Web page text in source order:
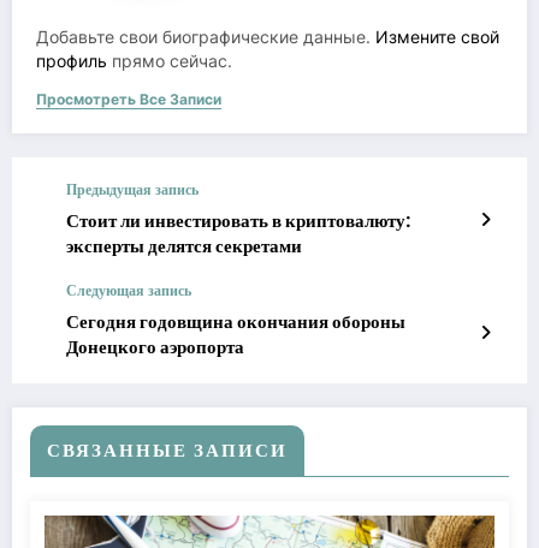
Добавьте свои биографические данные. Измените свой
профиль прямо сейчас.
Просмотреть Все Записи
Предыдущая запись
Стоит ли инвестировать в криптовалюту:
эксперты делятся секретами
Следующая запись
Сегодня годовщина окончания обороны
Донецкого аэропорта
СВЯЗАННЫЕ ЗАПИСИ